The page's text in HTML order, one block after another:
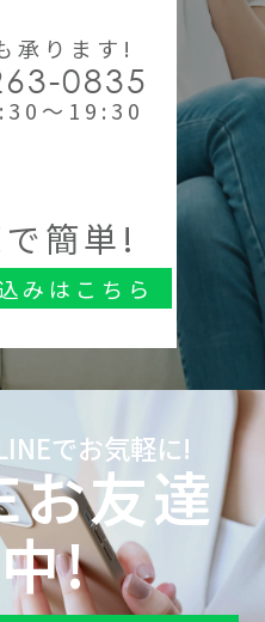
承ります!
0835
～19:30
簡単!
みはこちら
でお気軽に!
お友達
!